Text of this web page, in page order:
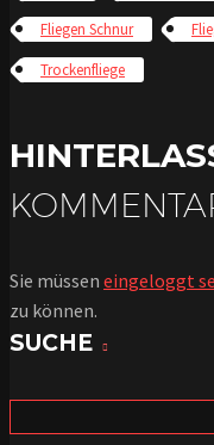
Fliegen Schnur
Trockenfliege
Sie müssen eingeloggt
zu können.
SUCHE